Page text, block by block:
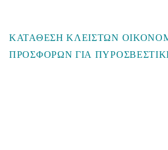
ΚΑΤΑΘΕΣΗ ΚΛΕΙΣΤΩΝ
ΠΡΟΣΦΟΡΩΝ ΓΙΑ